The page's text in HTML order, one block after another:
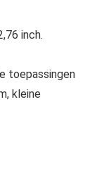
inch.
toepassingen
kleine